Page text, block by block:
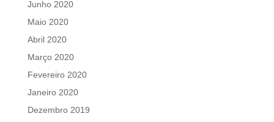
Junho 2020
Maio 2020
Abril 2020
Março 2020
Fevereiro 2020
Janeiro 2020
Dezembro 2019